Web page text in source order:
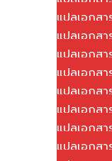
แปลเอกสา
แปลเอกสา
แปลเอกสา
แปลเอกส
แปลเอกส
แปลเอกส
แปลเอกส
แปลเอกสา